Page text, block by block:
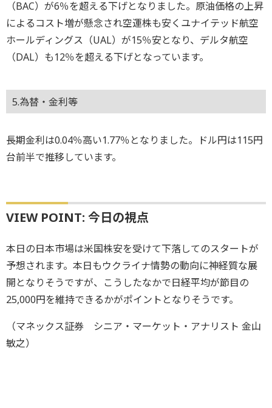
（BAC）が6％を超える下げとなりました。原油価格の上昇
によるコスト増が懸念され空運株も安くユナイテッド航空
ホールディングス（UAL）が15％安となり、デルタ航空
（DAL）も12％を超える下げとなっています。
5.為替・金利等
長期金利は0.04％高い1.77％となりました。ドル円は115円
台前半で推移しています。
VIEW POINT: 今日の視点
本日の日本市場は米国株安を受けて下落してのスタートが
予想されます。本日もウクライナ情勢の動向に神経質な展
開となりそうですが、こうしたなかで日経平均が節目の
25,000円を維持できるかがポイントとなりそうです。
（マネックス証券 シニア・マーケット・アナリスト 金山
敏之）